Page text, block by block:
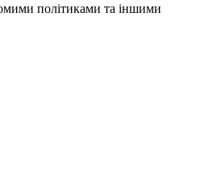
політиками та іншими